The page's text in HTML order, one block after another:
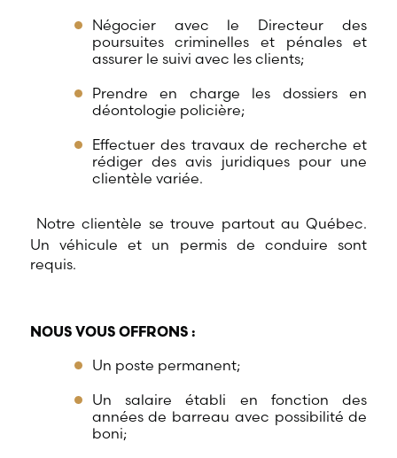
Négocier avec le Directeur des
poursuites criminelles et pénales et
assurer le suivi avec les clients;
Prendre en charge les dossiers en
déontologie policière;
Effectuer des travaux de recherche et
rédiger des avis juridiques pour une
clientèle variée.
Notre clientèle se trouve partout au Québec.
Un véhicule et un permis de conduire sont
requis.
NOUS VOUS OFFRONS :
Un poste permanent;
Un salaire établi en fonction des
années de barreau avec possibilité de
boni;